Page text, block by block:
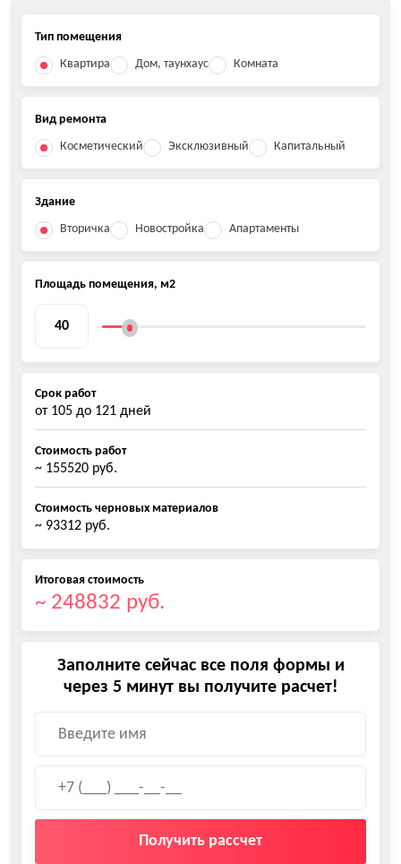
Тип помещения
Квартира
Дом, таунхаус Комната
Вид ремонта
Косметический
Эксклюзивный Капитальный
Здание
Вторичка
Новостройка Апартаменты
Площадь помещения, м2
Срок работ
от 105 до 121 дней
Стоимость работ
~ 155520 руб.
Стоимость черновых материалов
~ 93312 руб.
Итоговая стоимость
~ 248832 руб.
Заполните сейчас все поля формы и
через 5 минут вы получите расчет!
Получить рассчет